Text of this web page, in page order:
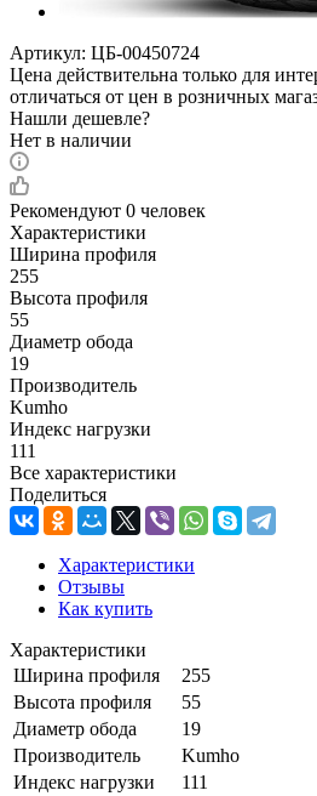
Артикул: ЦБ-00450724
Цена действительна только для
отличаться от цен в розничных
Нашли дешевле?
Нет в наличии
Рекомендуют 0 человек
Характеристики
Ширина профиля
255
Высота профиля
55
Диаметр обода
19
Производитель
Kumho
Индекс нагрузки
111
Все характеристики
Поделиться
Характеристики
Отзывы
Как купить
Характеристики
Ширина профиля
255
Высота профиля
55
Диаметр обода
19
Производитель
Kumho
Индекс нагрузки
111